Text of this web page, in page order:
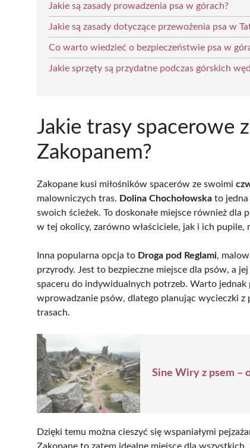
Jakie są zasady prowadzenia psa w górach?
Jakie są zasady dotyczące przewożenia psa w
Co warto wiedzieć o bezpieczeństwie psa w
Jakie sprzęty są przydatne podczas górskich
Jakie trasy spacerowe
Zakopanem?
Zakopane kusi miłośników spacerów ze swoimi
malowniczych tras. Dolina Chochołowska to jedna
swoich ścieżek. To doskonałe miejsce również
w tej okolicy, zarówno właściciele, jak i ich pupile,
Inna popularna opcja to Droga pod Reglami,
przyrody. Jest to bezpieczne miejsce dla psów, a
spaceru do indywidualnych potrzeb. Warto jednak
wprowadzanie psów, dlatego planując wycieczki
trasach.
Sine Wiry z psem –
Dzięki temu można cieszyć się wspaniałymi